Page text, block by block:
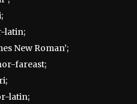
latin;
New Roman’;
fareast;
latin;